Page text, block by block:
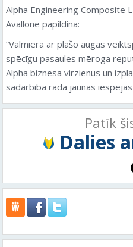
Alpha Engineering Composite
Avallone papildina:
“Valmiera ar plašo augas
spēcīgu pasaules mēroga
Alpha biznesa virzienus un
sadarbība rada jaunas
Patīk
Dalies